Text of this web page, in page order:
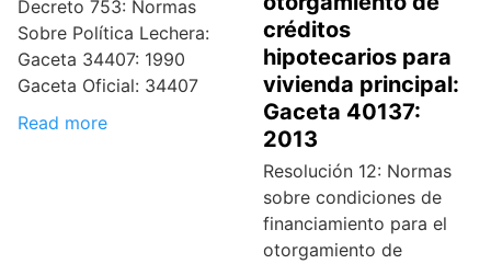
Decreto 753: Normas
Sobre Política Lechera:
Gaceta 34407: 1990
Gaceta Oficial: 34407
Read more
créditos
hipotecarios para
vivienda principal:
Gaceta 40137:
2013
Resolución 12: Normas
sobre condiciones de
financiamiento para el
otorgamiento de